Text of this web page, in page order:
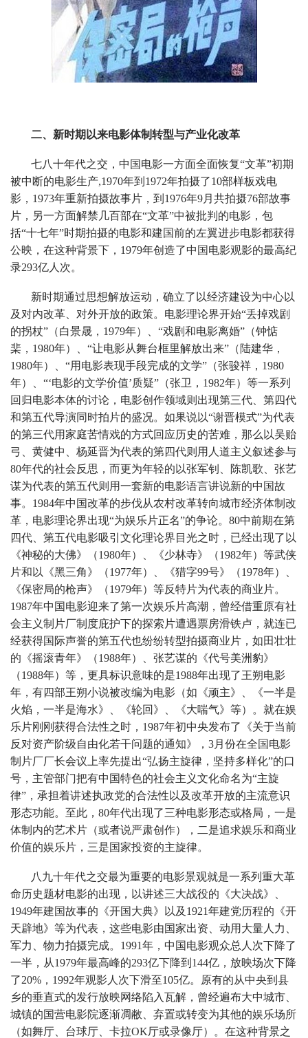
二、新时期以来电影体制转型与产业化改革
七八十年代之交，中国电影一方面全面恢复“文革”初期
被中断的电影生产,1970年到1972年拍摄了10部样板戏电
影，1973年重新拍摄故事片，到1976年9月共拍摄76部故事
片，另一方面解禁几百部在“文革”中被批判的电影，包
括“十七年”时期拍摄的电影和建国前的左翼进步电影都获得
公映，在这种背景下，1979年创造了中国电影观影的最高纪
录293亿人次。
新时期通过思想解放运动，确立了以经济建设为中心以
及对内改革、对外开放的政策。电影理论界开始“丢掉戏剧
的拐杖”（白景晟，1979年）、“戏剧和电影离婚”（钟惦
棐，1980年）、“让电影从舞台框里解放出来”（陆建华，
1980年）、“用电影表现手段完成的文学”（张骏祥，1980
年）、“‘电影的文学价值’质疑”（张卫，1982年）等一系列
回归电影本体的讨论，电影创作领域则出现第三代、第四代
和第五代导演同时拍片的盛况。如果说以“谢晋模式”为代表
的第三代用家庭苦情戏的方式回应历史的苦难，那么以吴贻
弓、黄健中、杨延晋为代表的第四代则用人道主义叙述参与
80年代的社会反思，而更为年轻的以张军钊、陈凯歌、张艺
谋为代表的第五代则用一套新的电影语言讲说新的中国故
事。1984年中国改革的步伐从农村改革转向城市经济体制改
革，电影理论界出现“为娱乐片正名”的争论。80中前期在第
四代、第五代电影吸引文化理论界目光之时，已经出现了以
《神秘的大佛》（1980年）、《少林寺》（1982年）等武侠
片和以《黑三角》（1977年）、《猎字99号》（1978年）、
《保密局的枪声》（1979年）等反特片为代表的商业片。
1987年中国电影迎来了第一次娱乐片高潮，曾经借重原有社
会主义制片厂制度庇护下的探索片遭遇票房滑铁卢，就连已
经获得国际声誉的第五代也纷纷转型拍摄商业片，如田壮壮
的《摇滚青年》（1988年）、张艺谋的《代号美洲豹》
（1988年）等，更具标识意味的是1988年出现了王朔电影
年，有四部王朔小说被改编为电影（如《顽主》、《一半是
火焰，一半是海水》、《轮回》、《大喘气》等）。就在娱
乐片刚刚获得合法性之时，1987年初中央发布了《关于当前
反对资产阶级自由化若干问题的通知》，3月份在全国电影
制片厂厂长会议上率先提出“弘扬主旋律，坚持多样化”的口
号，主管部门把有中国特色的社会主义文化命名为“主旋
律”，承担着讲述执政党的合法性以及改革开放的主流意识
形态功能。至此，80年代出现了三种电影形态或格局，一是
体制内的艺术片（或者说严肃创作），二是追求娱乐和商业
价值的娱乐片，三是国家投资的主旋律。
八九十年代之交最为重要的电影景观就是一系列重大革
命历史题材电影的出现，以讲述三大战役的《大决战》、
1949年建国故事的《开国大典》以及1921年建党历程的《开
天辟地》等为代表，这些电影由国家出资、动用大量人力、
军力、物力拍摄完成。1991年，中国电影观众总人次下降了
一半，从1979年最高峰的293亿下降到144亿，放映场次下降
了20%，1992年观影人次下滑至105亿。原有的从中央到县
乡的垂直式的发行放映网络陷入瓦解，曾经遍布大中城市、
城镇的国营电影院逐渐凋敝、弃置或转变为其他的娱乐场所
（如舞厅、台球厅、卡拉OK厅或录像厅）。在这种背景之